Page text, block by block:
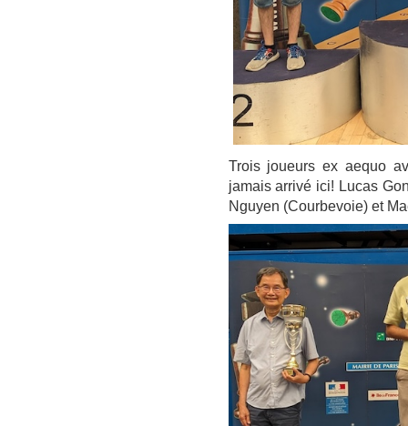
Trois joueurs ex aequo
jamais arrivé ici! Lucas
Nguyen (Courbevoie) et